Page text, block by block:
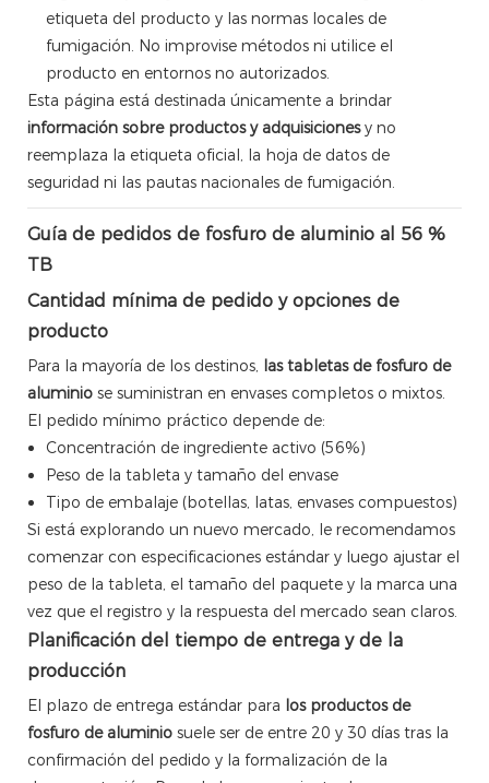
etiqueta del producto y las normas locales de
fumigación. No improvise métodos ni utilice el
producto en entornos no autorizados.
Esta página está destinada únicamente a brindar
información sobre productos y adquisicionesy no
reemplaza la etiqueta oficial, la hoja de datos de
seguridad ni las pautas nacionales de fumigación.
Guía de pedidos de fosfuro de aluminio al 56 %
TB
Cantidad mínima de pedido y opciones de
producto
Para la mayoría de los destinos, las tabletas de fosfuro de
aluminio se suministran en envases completos o mixtos.
El pedido mínimo práctico depende de:
Concentración de ingrediente activo (56%)
Peso de la tableta y tamaño del envase
Tipo de embalaje (botellas, latas, envases compuestos)
Si está explorando un nuevo mercado, le recomendamos
comenzar con especificaciones estándar y luego ajustar el
peso de la tableta, el tamaño del paquete y la marca una
vez que el registro y la respuesta del mercado sean claros.
Planificación del tiempo de entrega y de la
producción
El plazo de entrega estándar para los productos de
fosfuro de aluminio suele ser de entre 20 y 30 días tras la
confirmación del pedido y la formalización de la